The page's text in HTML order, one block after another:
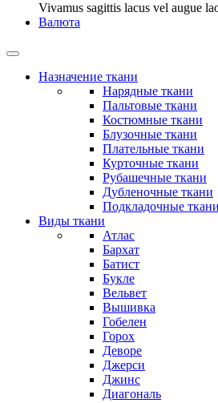
Vivamus sagittis lacus vel augue
Валюта
Назначение ткани
Нарядные ткани
Пальтовые ткани
Костюмные ткани
Блузочные ткани
Плательные ткани
Курточные ткани
Рубашечные ткани
Дубленочные ткани
Подкладочные ткани
Виды ткани
Атлас
Бархат
Батист
Букле
Вельвет
Вышивка
Гобелен
Горох
Деворе
Джерси
Джинс
Диагональ